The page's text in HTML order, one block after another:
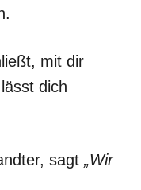
mit dir
dich
sagt „Wir